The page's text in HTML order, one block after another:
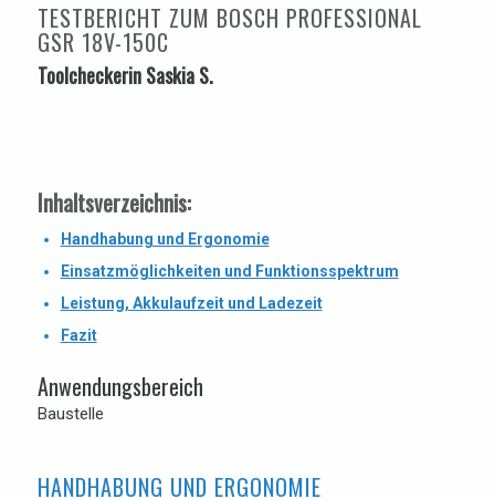
TESTBERICHT ZUM BOSCH PROFESSIONAL
GSR 18V-150C
Toolcheckerin Saskia S.
Inhaltsverzeichnis:
Handhabung und Ergonomie
Einsatzmöglichkeiten und Funktionsspektrum
Leistung, Akkulaufzeit und Ladezeit
Fazit
Anwendungsbereich
Baustelle
HANDHABUNG UND ERGONOMIE